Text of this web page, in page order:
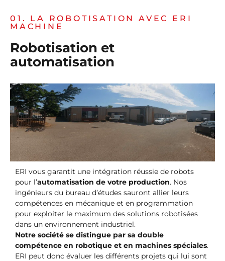
01. LA ROBOTISATION AVEC ERI
MACHINE
Robotisation et
automatisation
ERI vous garantit une intégration réussie de robots
pour l’automatisation de votre production. Nos
ingénieurs du bureau d’études sauront allier leurs
compétences en mécanique et en programmation
pour exploiter le maximum des solutions robotisées
dans un environnement industriel.
Notre société se distingue par sa double
compétence en robotique et en machines spéciales.
ERI peut donc évaluer les différents projets qui lui sont